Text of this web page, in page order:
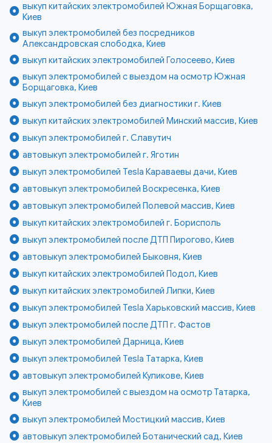
выкуп китайских электромобилей Южная Борщаговка,
Киев
выкуп электромобилей без посредников
Александровская слободка, Киев
выкуп китайских электромобилей Голосеево, Киев
выкуп электромобилей с выездом на осмотр Южная
Борщаговка, Киев
выкуп электромобилей без диагностики г. Киев
выкуп китайских электромобилей Минский массив, Киев
выкуп электромобилей г. Славутич
автовыкуп электромобилей г. Яготин
выкуп электромобилей Tesla Караваевы дачи, Киев
автовыкуп электромобилей Воскресенка, Киев
автовыкуп электромобилей Полевой массив, Киев
выкуп китайских электромобилей г. Борисполь
выкуп электромобилей после ДТП Пирогово, Киев
автовыкуп электромобилей Быковня, Киев
выкуп китайских электромобилей Подол, Киев
выкуп китайских электромобилей Липки, Киев
выкуп электромобилей Tesla Харьковский массив, Киев
выкуп электромобилей после ДТП г. Фастов
выкуп электромобилей Дарница, Киев
выкуп электромобилей Tesla Татарка, Киев
автовыкуп электромобилей Куликове, Киев
выкуп электромобилей с выездом на осмотр Татарка,
Киев
выкуп электромобилей Мостицкий массив, Киев
автовыкуп электромобилей Ботанический сад, Киев